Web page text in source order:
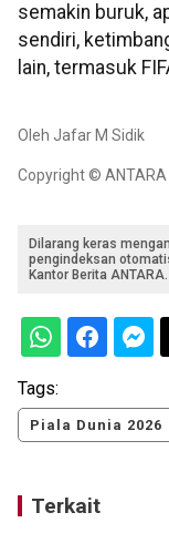
semakin buruk,
sendiri,
lain, termasuk
Oleh Jafar M Sidik
Copyright © ANTARA
Dilarang keras
pengindeksan
Kantor Berita ANTARA.
Tags:
Piala Dunia 2026
Terkait